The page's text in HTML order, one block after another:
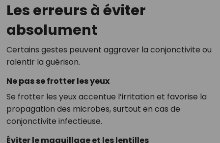
Les erreurs à éviter
absolument
Certains gestes peuvent aggraver la conjonctivite ou
ralentir la guérison.
Ne pas se frotter les yeux
Se frotter les yeux accentue l’irritation et favorise la
propagation des microbes, surtout en cas de
conjonctivite infectieuse.
Éviter le maquillage et les lentilles